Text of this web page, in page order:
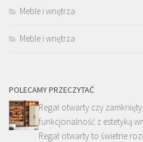
Meble i wnętrza
Meble i wnętrza
POLECAMY PRZECZYTAĆ
Regał otwarty czy
funkcjonalność z estetyką
Regał otwarty to świetne